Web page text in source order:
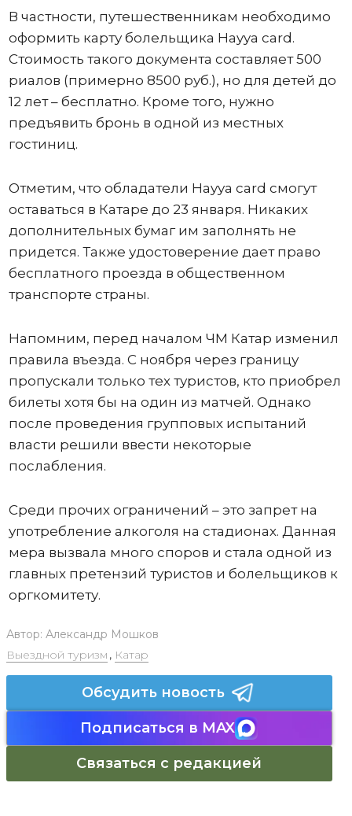
В частности, путешественникам необходимо
оформить карту болельщика Hayya card.
Стоимость такого документа составляет 500
риалов (примерно 8500 руб.), но для детей до
12 лет – бесплатно. Кроме того, нужно
предъявить бронь в одной из местных
гостиниц.
Отметим, что обладатели Hayya card смогут
оставаться в Катаре до 23 января. Никаких
дополнительных бумаг им заполнять не
придется. Также удостоверение дает право
бесплатного проезда в общественном
транспорте страны.
Напомним, перед началом ЧМ Катар изменил
правила въезда. С ноября через границу
пропускали только тех туристов, кто приобрел
билеты хотя бы на один из матчей. Однако
после проведения групповых испытаний
власти решили ввести некоторые
послабления.
Среди прочих ограничений – это запрет на
употребление алкоголя на стадионах. Данная
мера вызвала много споров и стала одной из
главных претензий туристов и болельщиков к
оргкомитету.
Автор: Александр Мошков
Выездной туризм , Катар
Обсудить новость
Подписаться в MAX
Связаться с редакцией